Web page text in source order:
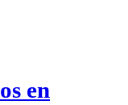
en